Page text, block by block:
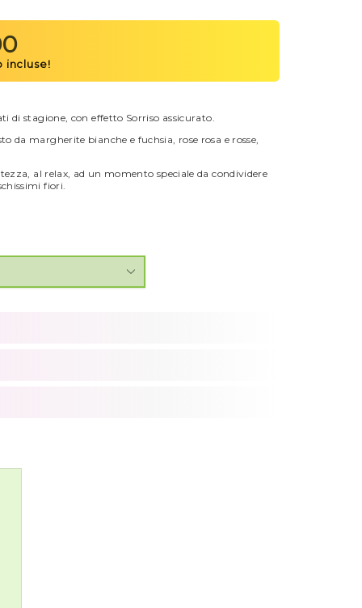
di stagione, con effetto Sorriso assicurato.
da margherite bianche e fuchsia, rose rosa e rosse,
al relax, ad un momento speciale da condividere
fiori.